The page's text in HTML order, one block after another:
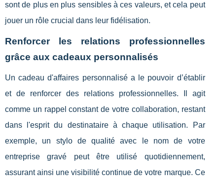
sont de plus en plus sensibles à ces valeurs, et cela peut
jouer un rôle crucial dans leur fidélisation.
Renforcer les relations professionnelles
grâce aux cadeaux personnalisés
Un cadeau d'affaires personnalisé a le pouvoir d’établir
et de renforcer des relations professionnelles. Il agit
comme un rappel constant de votre collaboration, restant
dans l'esprit du destinataire à chaque utilisation. Par
exemple, un stylo de qualité avec le nom de votre
entreprise gravé peut être utilisé quotidiennement,
assurant ainsi une visibilité continue de votre marque. Ce